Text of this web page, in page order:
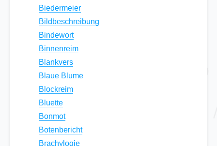
Biedermeier
Bildbeschreibung
Bindewort
Binnenreim
Blankvers
Blaue Blume
Blockreim
Bluette
Bonmot
Botenbericht
Brachylogie